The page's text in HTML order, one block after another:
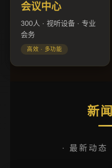
会议中心
300人 · 视听设备 · 专业
会务
高效 · 多功能
新
· 最新动态